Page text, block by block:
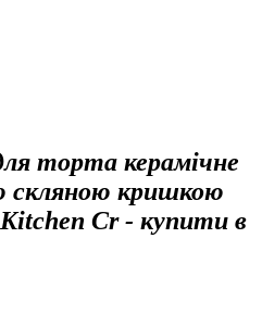
торта керамічне
скляною кришкою
Cr - купити в